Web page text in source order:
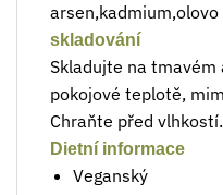
skladování
Skladujte na
pokojové teplotě,
Chraňte před vlhkostí.
Dietní informace
Veganský